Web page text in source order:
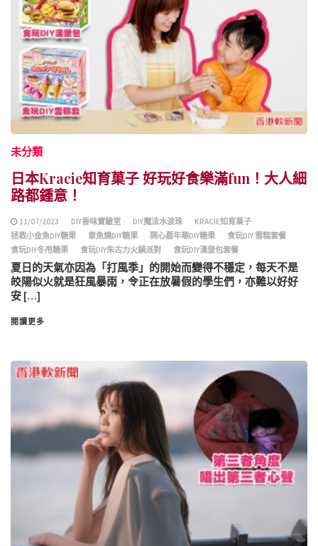
未分類
日本Kracie知育菓子 好玩好食樂滿fun！大人細
路都鍾意！
11/07/2023 DIY香味實驗室 DIY魔法水波珠
KRACIE知育菓子
拯救小金魚DIY糖果
章魚燒DIY糖果 開心嘉年華DIY糖果
食玩DIY 雪糕套餐
食玩DIY冬甩糖果
食玩DIY朱古力火鍋派對 食玩DIY漢堡包套餐
夏日的天氣亦因為「打風季」的開始而變得不穩定，每天不是
皎陽似火就是狂風暴雨，令正在放暑假的學生們，亦難以好好
安 […]
閱讀更多